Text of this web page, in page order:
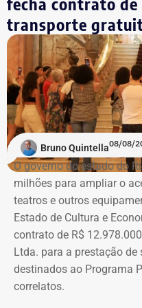
Trecho da ação civil pública que
Instagram sobre
Na ação, a prefeitura
cadastrais, endereços
dispositivos utilizados,
administradores atuais e
meios de recuperação,
pagamento. Com isso, a
elaborar uma tabela
compartilham telefones,
administradores, contas
pagamento ou
integralmente. Em
mostra “Abolicionistas
Com informações do
“O Globo”.
transporte
Bruno Quintella08/08/
O governo do estado do
milhões para ampliar o
teatros e outros
Estado de Cultura e
contrato de R$
Ltda. para a prestação
destinados ao Programa
correlatos.